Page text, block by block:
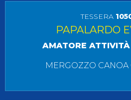
TESSERA
PAPALARDO
AMATORE
MERGOZZO CANOA